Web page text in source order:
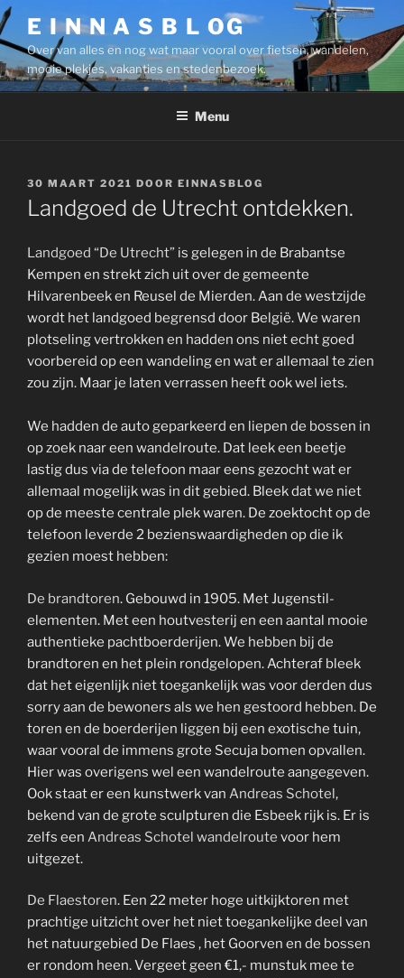
Ga
naar
de
inhoud
E I N N A S B L OG
Over van alles en nog wat maar vooral over fietsen, wandelen,
mooie plekjes, vakanties en stedenbezoek.
Menu
GEPLAATST
OP
30 MAART 2021 DOOR EINNASBLOG
Landgoed de Utrecht ontdekken.
Landgoed “De Utrecht” is gelegen in de Brabantse
Kempen en strekt zich uit over de gemeente
Hilvarenbeek en Reusel de Mierden. Aan de westzijde
wordt het landgoed begrensd door België. We waren
plotseling vertrokken en hadden ons niet echt goed
voorbereid op een wandeling en wat er allemaal te zien
zou zijn. Maar je laten verrassen heeft ook wel iets.
We hadden de auto geparkeerd en liepen de bossen in
op zoek naar een wandelroute. Dat leek een beetje
lastig dus via de telefoon maar eens gezocht wat er
allemaal mogelijk was in dit gebied. Bleek dat we niet
op de meeste centrale plek waren. De zoektocht op de
telefoon leverde 2 bezienswaardigheden op die ik
gezien moest hebben:
De brandtoren. Gebouwd in 1905. Met Jugenstil-
elementen. Met een houtvesterij en een aantal mooie
authentieke pachtboerderijen. We hebben bij de
brandtoren en het plein rondgelopen. Achteraf bleek
dat het eigenlijk niet toegankelijk was voor derden dus
sorry aan de bewoners als we hen gestoord hebben. De
toren en de boerderijen liggen bij een exotische tuin,
waar vooral de immens grote Secuja bomen opvallen.
Hier was overigens wel een wandelroute aangegeven.
Ook staat er een kunstwerk van Andreas Schotel,
bekend van de grote sculpturen die Esbeek rijk is. Er is
zelfs een Andreas Schotel wandelroute voor hem
uitgezet.
De Flaestoren. Een 22 meter hoge uitkijktoren met
prachtige uitzicht over het niet toegankelijke deel van
het natuurgebied De Flaes , het Goorven en de bossen
er rondom heen. Vergeet geen €1,- munstuk mee te